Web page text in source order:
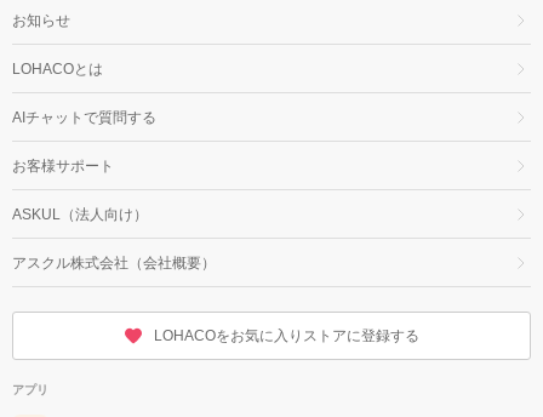
お知らせ
LOHACOとは
AIチャットで質問する
お客様サポート
ASKUL（法人向け）
アスクル株式会社（会社概要）
LOHACOをお気に入りストアに登録する
アプリ